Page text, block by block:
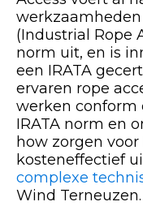
(Industrial Rope
norm uit, en is
een IRATA
ervaren rope
werken conform
IRATA norm en
how zorgen
kosteneffectief
complexe
Wind Terneuzen.